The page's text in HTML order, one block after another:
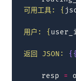
可用工具: {
用户: {
返回 JSON: {{
resp =